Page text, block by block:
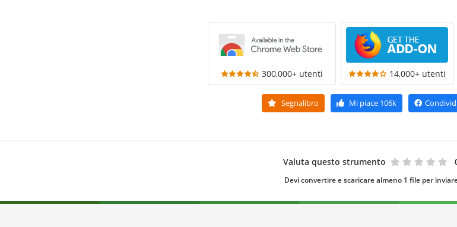
300,000+ utenti 14,000+ utenti
Segnalibro Mi piace 106k
Valuta questo strumento
Devi convertire e scaricare almeno 1 file per